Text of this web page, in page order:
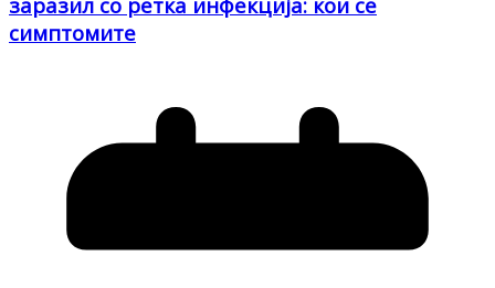
симптомите